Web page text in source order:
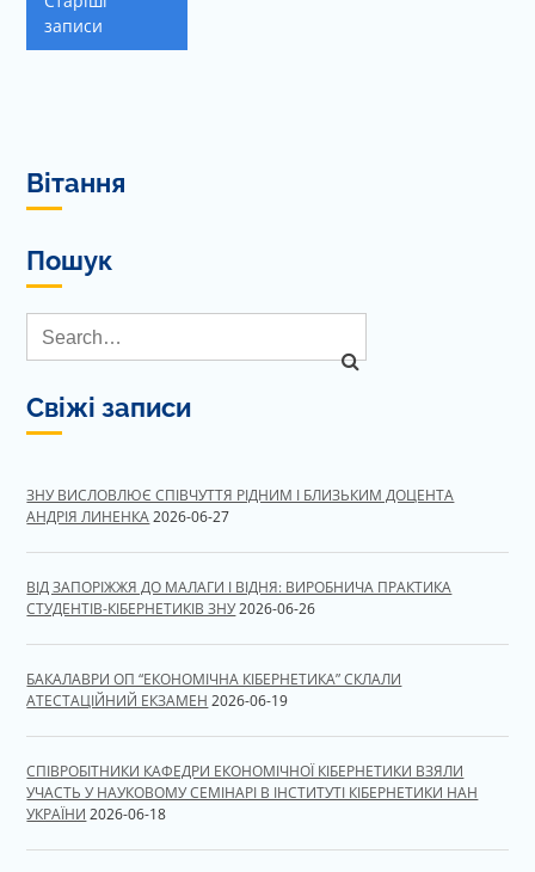
записів
записи
Вітання
Пошук
Свіжі записи
ЗНУ ВИСЛОВЛЮЄ СПІВЧУТТЯ РІДНИМ І БЛИЗЬКИМ ДОЦЕНТА
АНДРІЯ ЛИНЕНКА 2026-06-27
ВІД ЗАПОРІЖЖЯ ДО МАЛАГИ І ВІДНЯ: ВИРОБНИЧА ПРАКТИКА
СТУДЕНТІВ-КІБЕРНЕТИКІВ ЗНУ2026-06-26
БАКАЛАВРИ ОП “ЕКОНОМІЧНА КІБЕРНЕТИКА” СКЛАЛИ
АТЕСТАЦІЙНИЙ ЕКЗАМЕН 2026-06-19
СПІВРОБІТНИКИ КАФЕДРИ ЕКОНОМІЧНОЇ КІБЕРНЕТИКИ ВЗЯЛИ
УЧАСТЬ У НАУКОВОМУ СЕМІНАРІ В ІНСТИТУТІ КІБЕРНЕТИКИ НАН
УКРАЇНИ 2026-06-18